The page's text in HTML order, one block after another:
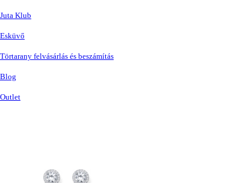
Juta Klub
Esküvő
Törtarany felvásárlás és beszámítás
Blog
Outlet